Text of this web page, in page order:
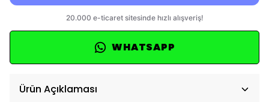
WHATSAPP
Ürün Açıklaması